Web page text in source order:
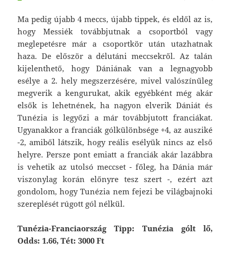
Ma pedig újabb 4 meccs, újabb tippek, és eldől az is,
hogy Messiék továbbjutnak a csoportból vagy
meglepetésre már a csoportkör után utazhatnak
haza. De először a délutáni meccsekről. Az talán
kijelenthető, hogy Dániának van a legnagyobb
esélye a 2. hely megszerzésére, mivel valószínűleg
megverik a kengurukat, akik egyébként még akár
elsők is lehetnének, ha nagyon elverik Dániát és
Tunézia is legyőzi a már továbbjutott franciákat.
Ugyanakkor a franciák gólkülönbsége +4, az ausziké
-2, amiből látszik, hogy reális esélyük nincs az első
helyre. Persze pont emiatt a franciák akár lazábbra
is vehetik az utolsó meccset - főleg, ha Dánia már
viszonylag korán előnyre tesz szert -, ezért azt
gondolom, hogy Tunézia nem fejezi be világbajnoki
szereplését rúgott gól nélkül.
Tunézia-Franciaország Tipp: Tunézia gólt lő,
Odds: 1.66, Tét: 3000 Ft